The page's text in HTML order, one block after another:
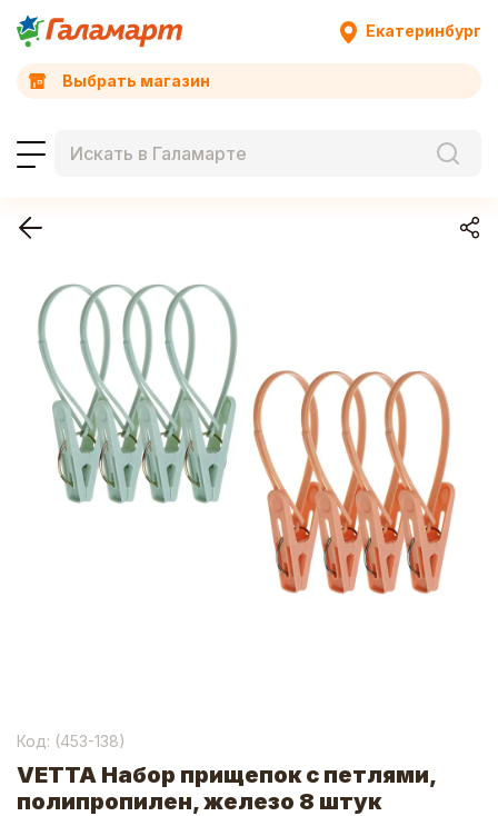
Екатеринбург
Выбрать магазин
Код: (453-138)
VETTA Набор прищепок с петлями,
полипропилен, железо 8 штук